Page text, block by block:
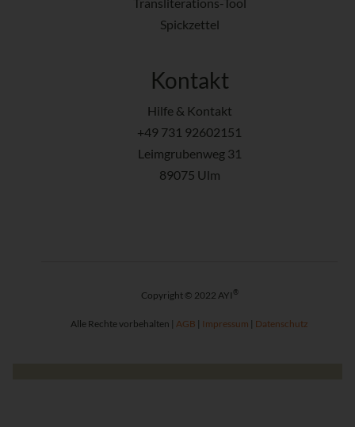
Spickzettel
Kontakt
Hilfe & Kontakt
+49 731 92602151
Leimgrubenweg 31
89075 Ulm
Copyright © 2022 AYI ®
Alle Rechte vorbehalten | AGB | Impressum | Datenschutz